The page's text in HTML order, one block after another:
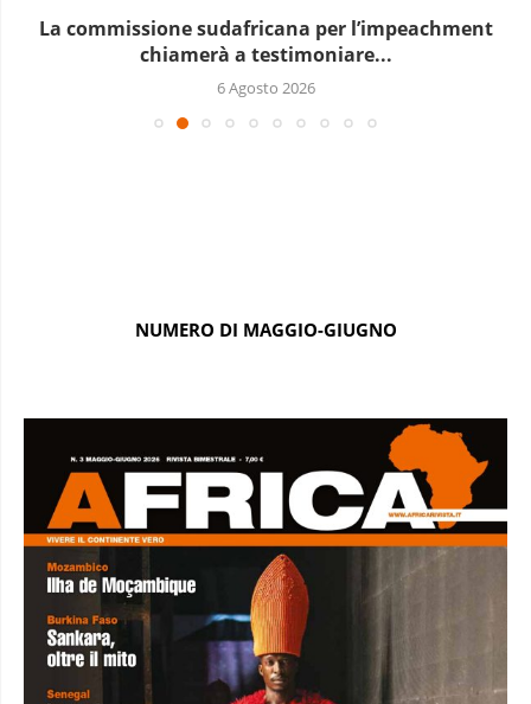
La commissione sudafricana per l’impeachment
chiamerà a testimoniare...
6 Agosto 2026
NUMERO DI MAGGIO-GIUGNO